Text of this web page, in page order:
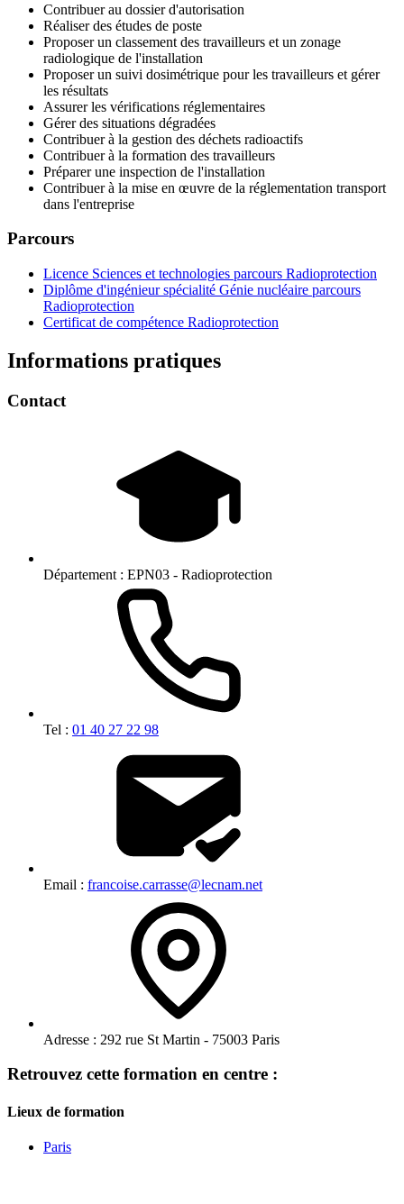
Contribuer au dossier d'autorisation
Réaliser des études de poste
Proposer un classement des travailleurs et un zonage
radiologique de l'installation
Proposer un suivi dosimétrique pour les travailleurs et gérer
les résultats
Assurer les vérifications réglementaires
Gérer des situations dégradées
Contribuer à la gestion des déchets radioactifs
Contribuer à la formation des travailleurs
Préparer une inspection de l'installation
Contribuer à la mise en œuvre de la réglementation transport
dans l'entreprise
Parcours
Licence Sciences et technologies parcours Radioprotection
Diplôme d'ingénieur spécialité Génie nucléaire parcours
Radioprotection
Certificat de compétence Radioprotection
Informations pratiques
Contact
Département : EPN03 - Radioprotection
Tel : 01 40 27 22 98
Email : francoise.carrasse@lecnam.net
Adresse : 292 rue St Martin - 75003 Paris
Retrouvez cette formation en centre :
Lieux de formation
Paris